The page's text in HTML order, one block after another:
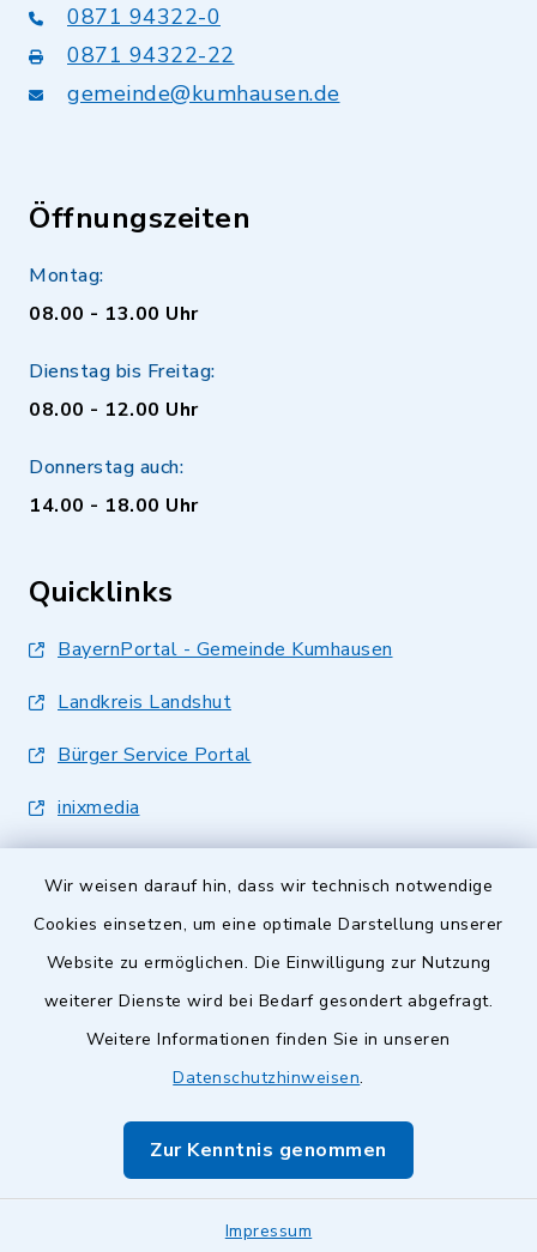
Wir weisen darauf hin, dass wir technisch notwendige
Cookies einsetzen, um eine optimale Darstellung unserer
Website zu ermöglichen. Die Einwilligung zur Nutzung
weiterer Dienste wird bei Bedarf gesondert abgefragt.
Weitere Informationen finden Sie in unseren
Datenschutzhinweisen.
Zur Kenntnis genommen
Impressum
0871 94322-0
0871 94322-22
gemeinde@kumhausen.de
Öffnungszeiten
Montag:
08.00 - 13.00 Uhr
Dienstag bis Freitag:
08.00 - 12.00 Uhr
Donnerstag auch:
14.00 - 18.00 Uhr
Quicklinks
BayernPortal - Gemeinde Kumhausen
Landkreis Landshut
Bürger Service Portal
inixmedia
Barrierefreiheit
Impressum
Sitemap